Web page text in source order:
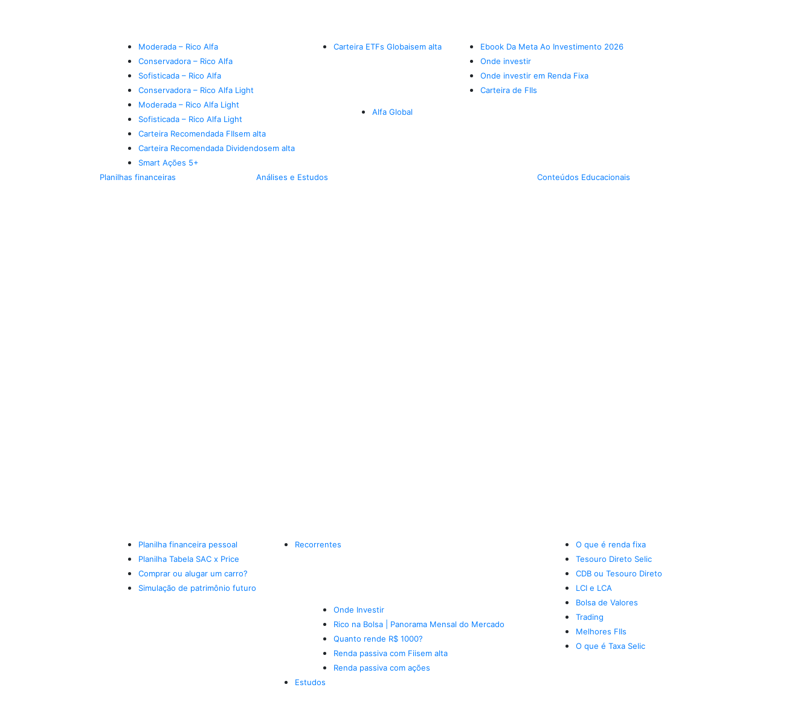
Moderada – Rico Alfa
Conservadora – Rico Alfa
Sofisticada – Rico Alfa
Conservadora – Rico Alfa Light
Moderada – Rico Alfa Light
Sofisticada – Rico Alfa Light
Carteira Recomendada FIIsem alta
Carteira Recomendada Dividendosem alta
Smart Ações 5+
Carteira ETFs Globaisem alta
Alfa Global
Ebook Da Meta Ao Investimento 2026
Onde investir
Onde investir em Renda Fixa
Carteira de FIIs
Planilhas financeiras
Planilha financeira pessoal
Planilha Tabela SAC x Price
Comprar ou alugar um carro?
Simulação de patrimônio futuro
Análises e Estudos
Recorrentes
Onde Investir
Rico na Bolsa | Panorama Mensal do Mercado
Quanto rende R$ 1000?
Renda passiva com Fiisem alta
Renda passiva com ações
Estudos
Conteúdos Educacionais
O que é renda fixa
Tesouro Direto Selic
CDB ou Tesouro Direto
LCI e LCA
Bolsa de Valores
Trading
Melhores FIIs
O que é Taxa Selic